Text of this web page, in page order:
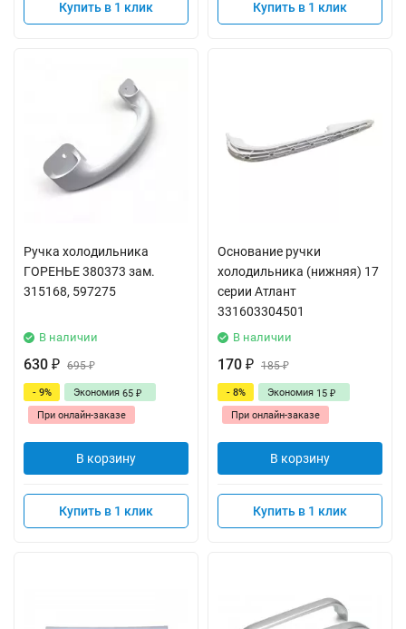
Купить в 1 клик Купить в 1 клик
Ручка холодильника
ГОРЕНЬЕ 380373 зам.
315168, 597275
В наличии
630 ₽ 695₽
- 9% Экономия 65 ₽
При онлайн-заказе
В корзину
Купить в 1 клик
Основание ручки
холодильника (нижняя) 17
серии Атлант
331603304501
В наличии
170 ₽ 185₽
- 8% Экономия 15 ₽
При онлайн-заказе
В корзину
Купить в 1 клик